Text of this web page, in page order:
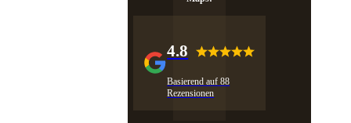
4.8
Basierend auf 88
Rezensionen